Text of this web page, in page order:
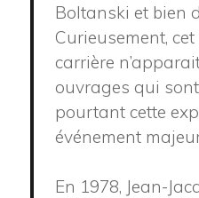
Boltanski et bien
Curieusement,
carrière
ouvrages qui
pourtant cette
événement
En 1978, Jean-